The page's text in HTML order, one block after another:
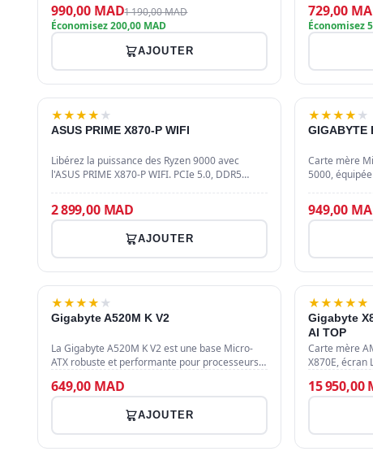
génération. Équipée d'un slot M.2 PCIe 4.…
990,00 MAD1 190,00 MAD
Économisez 200,00 MAD
AJOUTER
supporte
729,00
Économisez
★★★★ ★
ASUS PRIME X870-P WIFI
Libérez la puissance des Ryzen 9000 avec
l'ASUS PRIME X870-P WIFI. PCIe 5.0, DDR5
40Gbps pour une station de t…
2 899,00 MAD
AJOUTER
★★★★ ★
GIGABYTE
Carte mère
5000,
numérique
949,00
★★★★ ★
Gigabyte A520M K V2
La Gigabyte A520M K V2 est une base Micro-
ATX robuste et performante pour processeurs
DDR4 et offrant un slot NVMe PC…
649,00 MAD
AJOUTER
★★★★★
Gigabyte
AI TOP
Carte mère
X870E, écran
optimisée par
15 950,00